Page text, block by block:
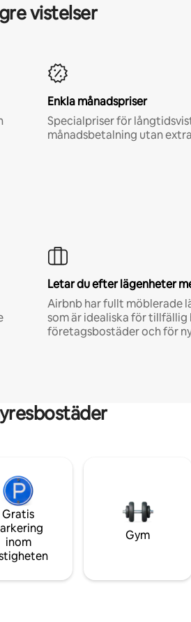
vistelser
Enkla månadspriser
Specialpriser för
månadsbetalning utan
Letar du efter lägenheter
Airbnb har fullt möblerade
som är idealiska för tillfällig
företagsbostäder och för
Gratis
inom
Gym